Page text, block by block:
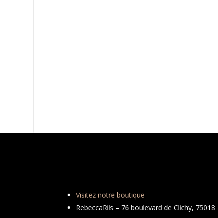
Visitez notre boutique
RebeccaRils – 76 boulevard de Clichy, 75018